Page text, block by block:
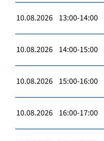
10.08.2026 13:00-14:00
10.08.2026 14:00-15:00
10.08.2026 15:00-16:00
10.08.2026 16:00-17:00